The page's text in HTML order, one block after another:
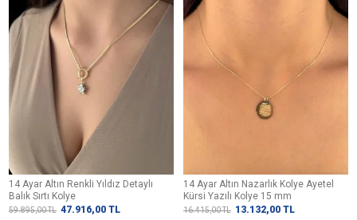
14 Ayar Altın Renkli Yıldız Detaylı
Balık Sırtı Kolye
59.895,00TL 47.916,00 TL
14 Ayar Altın Nazarlık Kolye Ayetel
Kürsi Yazılı Kolye 15 mm
16.415,00TL 13.132,00 TL